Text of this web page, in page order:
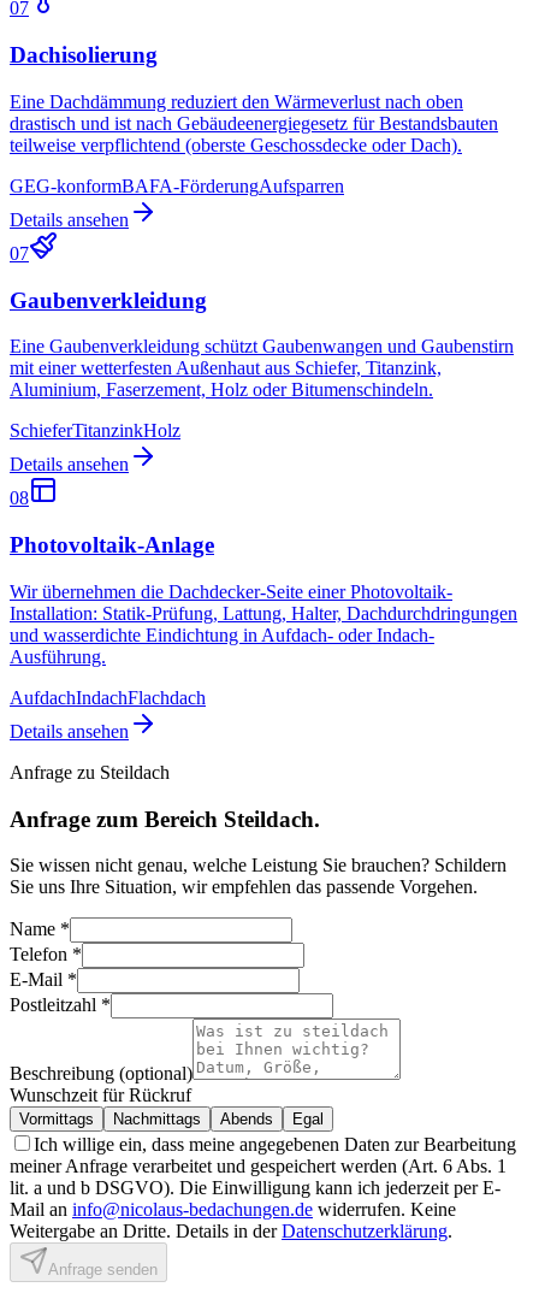
07
Dachisolierung
Eine Dachdämmung reduziert den Wärmeverlust nach oben
drastisch und ist nach Gebäudeenergiegesetz für Bestandsbauten
teilweise verpflichtend (oberste Geschossdecke oder Dach).
GEG-konformBAFA-FörderungAufsparren
Details ansehen
07
Gaubenverkleidung
Eine Gaubenverkleidung schützt Gaubenwangen und Gaubenstirn
mit einer wetterfesten Außenhaut aus Schiefer, Titanzink,
Aluminium, Faserzement, Holz oder Bitumenschindeln.
SchieferTitanzinkHolz
Details ansehen
08
Photovoltaik-Anlage
Wir übernehmen die Dachdecker-Seite einer Photovoltaik-
Installation: Statik-Prüfung, Lattung, Halter, Dachdurchdringungen
und wasserdichte Eindichtung in Aufdach- oder Indach-
Ausführung.
AufdachIndachFlachdach
Details ansehen
Anfrage zu Steildach
Anfrage zum Bereich Steildach.
Sie wissen nicht genau, welche Leistung Sie brauchen? Schildern
Sie uns Ihre Situation, wir empfehlen das passende Vorgehen.
Name *
Telefon *
E-Mail *
Postleitzahl *
Beschreibung (optional)
Wunschzeit für Rückruf
Vormittags Nachmittags Abends Egal
Ich willige ein, dass meine angegebenen Daten zur Bearbeitung
meiner Anfrage verarbeitet und gespeichert werden (Art. 6 Abs. 1
lit. a und b DSGVO). Die Einwilligung kann ich jederzeit per E-
Mail an info@nicolaus-bedachungen.de widerrufen. Keine
Weitergabe an Dritte. Details in der Datenschutzerklärung.
Anfrage senden